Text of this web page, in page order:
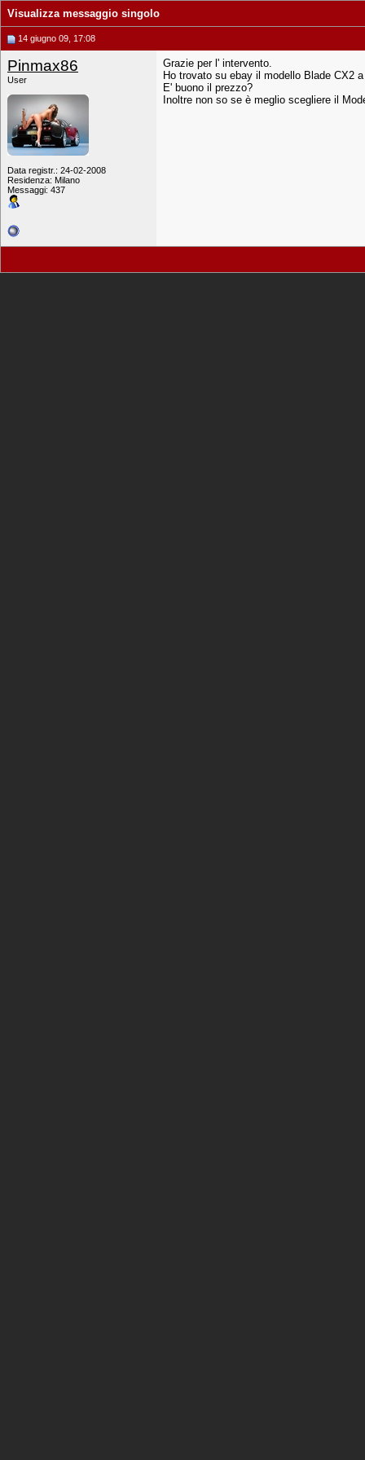
Visualizza messaggio singolo
14 giugno 09, 17:08
Pinmax86
User
Data registr.: 24-02-2008
Residenza: Milano
Messaggi: 437
Grazie per l' intervento.
Ho trovato su ebay il modello Blade CX2
E' buono il prezzo?
Inoltre non so se è meglio scegliere il